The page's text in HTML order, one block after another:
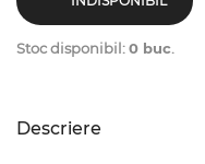
Stoc disponibil:0 buc.
Descriere